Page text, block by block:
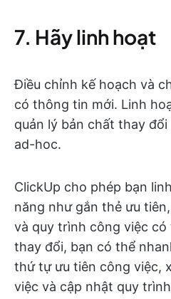
7. Hãy linh hoạt
Điều chỉnh kế hoạch và
có thông tin mới. Linh
quản lý bản chất thay
ad-hoc.
ClickUp cho phép bạn
năng như gắn thẻ ưu
và quy trình công việc
thay đổi, bạn có thể
thứ tự ưu tiên công việc,
việc và cập nhật quy